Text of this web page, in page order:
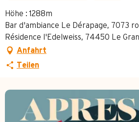
Höhe : 1288m
Bar d'ambiance Le Dérapage, 7073
Résidence l'Edelweiss, 74450 Le
Anfahrt
Teilen